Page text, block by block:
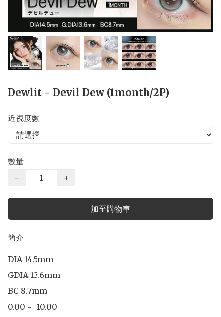
Dewlit - Devil Dew (1month/2P)
近視度數
數量
−
+
加至購物車
簡介 −
DIA 14.5mm
GDIA 13.6mm
BC 8.7mm
0.00 ~ -10.00